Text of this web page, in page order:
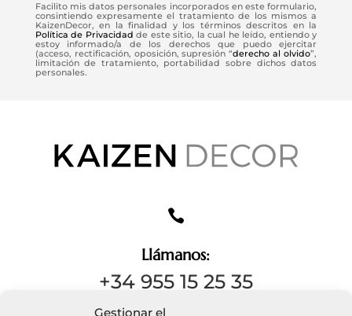
Gestionar el
Facilito mis datos personales incorporados en este formulario,
consintiendo expresamente el tratamiento de los mismos a
KaizenDecor, en la finalidad y los términos descritos en la
Política de Privacidad de este sitio, la cual he leído, entiendo y
estoy informado/a de los derechos que puedo ejercitar
(acceso, rectificación, oposición, supresión “derecho al olvido”,
limitación de tratamiento, portabilidad sobre dichos datos
personales.

Llámanos:
+34 955 15 25 35